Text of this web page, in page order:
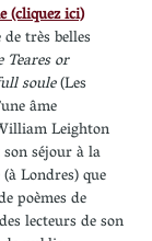
(cliquez ici)
très belles
Teares or
soule (Les
âme
Leighton
son séjour à la
Londres) que
poèmes de
lecteurs de son